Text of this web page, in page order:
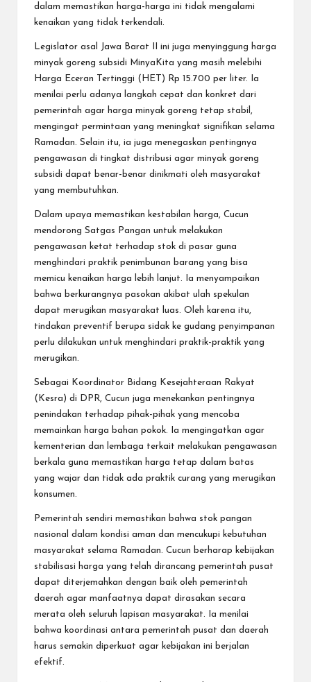
dalam memastikan harga-harga ini tidak mengalami
kenaikan yang tidak terkendali.
Legislator asal Jawa Barat II ini juga menyinggung harga
minyak goreng subsidi MinyaKita yang masih melebihi
Harga Eceran Tertinggi (HET) Rp 15.700 per liter. Ia
menilai perlu adanya langkah cepat dan konkret dari
pemerintah agar harga minyak goreng tetap stabil,
mengingat permintaan yang meningkat signifikan selama
Ramadan. Selain itu, ia juga menegaskan pentingnya
pengawasan di tingkat distribusi agar minyak goreng
subsidi dapat benar-benar dinikmati oleh masyarakat
yang membutuhkan.
Dalam upaya memastikan kestabilan harga, Cucun
mendorong Satgas Pangan untuk melakukan
pengawasan ketat terhadap stok di pasar guna
menghindari praktik penimbunan barang yang bisa
memicu kenaikan harga lebih lanjut. Ia menyampaikan
bahwa berkurangnya pasokan akibat ulah spekulan
dapat merugikan masyarakat luas. Oleh karena itu,
tindakan preventif berupa sidak ke gudang penyimpanan
perlu dilakukan untuk menghindari praktik-praktik yang
merugikan.
Sebagai Koordinator Bidang Kesejahteraan Rakyat
(Kesra) di DPR, Cucun juga menekankan pentingnya
penindakan terhadap pihak-pihak yang mencoba
memainkan harga bahan pokok. Ia mengingatkan agar
kementerian dan lembaga terkait melakukan pengawasan
berkala guna memastikan harga tetap dalam batas
yang wajar dan tidak ada praktik curang yang merugikan
konsumen.
Pemerintah sendiri memastikan bahwa stok pangan
nasional dalam kondisi aman dan mencukupi kebutuhan
masyarakat selama Ramadan. Cucun berharap kebijakan
stabilisasi harga yang telah dirancang pemerintah pusat
dapat diterjemahkan dengan baik oleh pemerintah
daerah agar manfaatnya dapat dirasakan secara
merata oleh seluruh lapisan masyarakat. Ia menilai
bahwa koordinasi antara pemerintah pusat dan daerah
harus semakin diperkuat agar kebijakan ini berjalan
efektif.